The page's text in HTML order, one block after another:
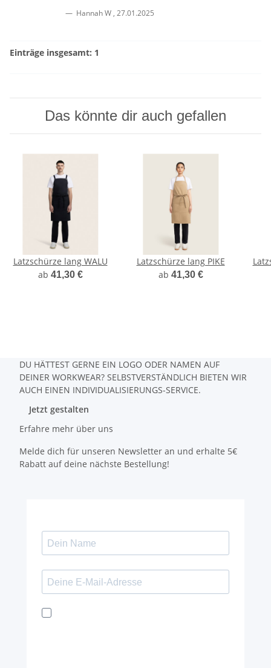
Hannah W , 27.01.2025
Einträge insgesamt: 1
Das könnte dir auch gefallen
Latzschürze lang WALU
ab 41,30 €
Latzschürze lang PIKE
ab 41,30 €
DU HÄTTEST GERNE EIN LOGO ODER NAMEN AUF
DEINER WORKWEAR? SELBSTVERSTÄNDLICH BIETEN WIR
AUCH EINEN INDIVIDUALISIERUNGS-SERVICE.
Jetzt gestalten
Erfahre mehr über uns
Melde dich für unseren Newsletter an und erhalte 5€
Rabatt auf deine nächste Bestellung!